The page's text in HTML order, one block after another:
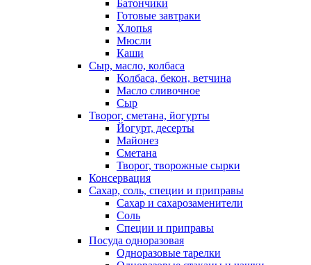
Батончики
Готовые завтраки
Хлопья
Мюсли
Каши
Сыр, масло, колбаса
Колбаса, бекон, ветчина
Масло сливочное
Сыр
Творог, сметана, йогурты
Йогурт, десерты
Майонез
Сметана
Творог, творожные сырки
Консервация
Сахар, соль, специи и приправы
Сахар и сахарозаменители
Соль
Специи и приправы
Посуда одноразовая
Одноразовые тарелки